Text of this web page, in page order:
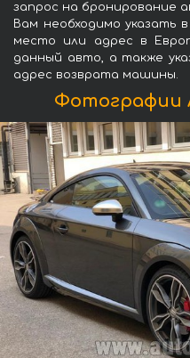
запрос на бронирование
Вам необходимо указать
место или адрес в
данный авто, а также
адрес возврата машины.
Фотографии